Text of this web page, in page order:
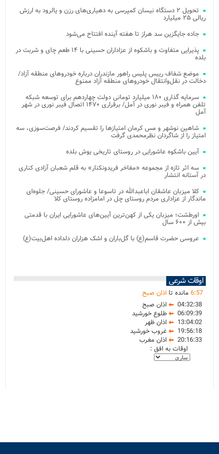
تحویل ۲ دستگاه نیسان کمپرسی به دهیاری‌های رزن و یالرود به ارزش
ریالی ۲۵ میلیارد
جاده جایگزین سد هراز تا هفته آینده افتتاح می‌شود
پذیرایی متفاوت و باشکوه از عزاداران حسینی با ۱۴ طعم چای و شربت در
بلده
موضع شفاف رییس پلیس راهور مازندران درباره خودروهای منطقه آزاد/
دخالت در نقل‌وانتقال خودروهای منطقه آزاد ممنوع
سرمایه گذاری ۱۸۰ میلیارد تومانی دولت چهاردهم برای توسعه شبکه
تلفن همراه و فیبر نوری در آمل/ برقراری ۱۴۷۰ اتصال فیبر نوری در شهر
آمل
شاهین نوشهر و مس کرمان امتیازها را تقسیم کردند/ فرصت‌سوزی، سه
امتیاز را از شاگردان نظرمحمدی گرفت
آیین باشکوه عاشورایی در روستای تاریخی یوش بلده
سه اثر تازه از مجموعه «مفاخر فریدونکنار» به قلم شعبان آزادی کناری
در آستانه انتشار
کلا میزبان عاشقان اباعبدالله در تاسوعا و عاشورای حسینی/ جلوه‌ای
ماندگار از عزاداری مردم روستای چل در امامزاده روستای کلا
اورطشت؛ میزبان یکی از کهن‌ترین آیین‌های عاشورایی ایران با قدمتی
بیش از ۶۰۰ سال
عروسی حضرت قاسم(ع) با گل‌باران و اشک هزاران دلداده اهل‌بیت(ع)
اوقات شرعی
6:57 مانده تا اذان صبح
04:32:38
اذان صبح
06:09:39
طلوع خورشید
13:04:02
اذان ظهر
19:56:18
غروب خورشید
20:16:33
اذان مغرب
اوقات به افق :